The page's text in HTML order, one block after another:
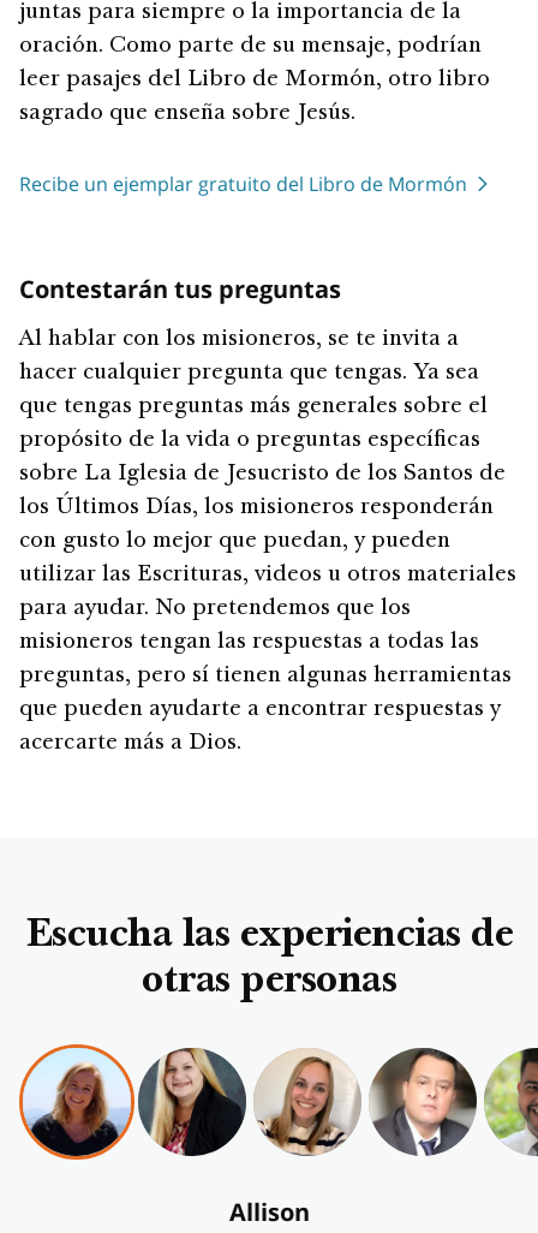
juntas para siempre o la importancia de la
oración. Como parte de su mensaje, podrían
leer pasajes del Libro de Mormón, otro libro
sagrado que enseña sobre Jesús.
Recibe un ejemplar gratuito del Libro de Mormón
Contestarán tus preguntas
Al hablar con los misioneros, se te invita a
hacer cualquier pregunta que tengas. Ya sea
que tengas preguntas más generales sobre el
propósito de la vida o preguntas específicas
sobre La Iglesia de Jesucristo de los Santos de
los Últimos Días, los misioneros responderán
con gusto lo mejor que puedan, y pueden
utilizar las Escrituras, videos u otros materiales
para ayudar. No pretendemos que los
misioneros tengan las respuestas a todas las
preguntas, pero sí tienen algunas herramientas
que pueden ayudarte a encontrar respuestas y
acercarte más a Dios.
Escucha las experiencias de
otras personas
Allison